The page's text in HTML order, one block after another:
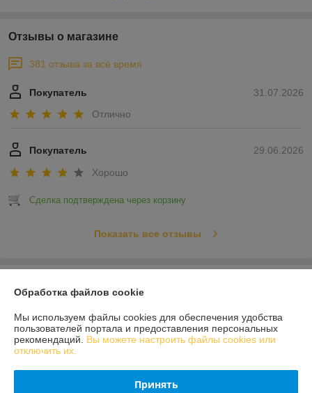
Отзывы о магазине
381 отзыва за всё время
31.07.2026
Покупатель
Отлично
29.06.2026
Покупатель
Хорошо
Сделка подтверждена через корзину
Показать все отзывы
Контакты
Доставка и оплата
Обработка файлов cookie
Мы используем файлы cookies для обеспечения удобства
пользователей портала и предоставления персональных
рекомендаций. Вы можете настроить файлы cookies или
отключить их.
Принять